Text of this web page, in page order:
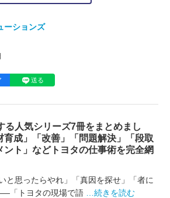
ーションズ
送る
る人気シリーズ7冊をまとめまし
育成」「改善」「問題解決」「段取
ント」などトヨタの仕事術を完全網
と思ったらやれ」「真因を探せ」「者に
「トヨタの現場で語
…続きを読む